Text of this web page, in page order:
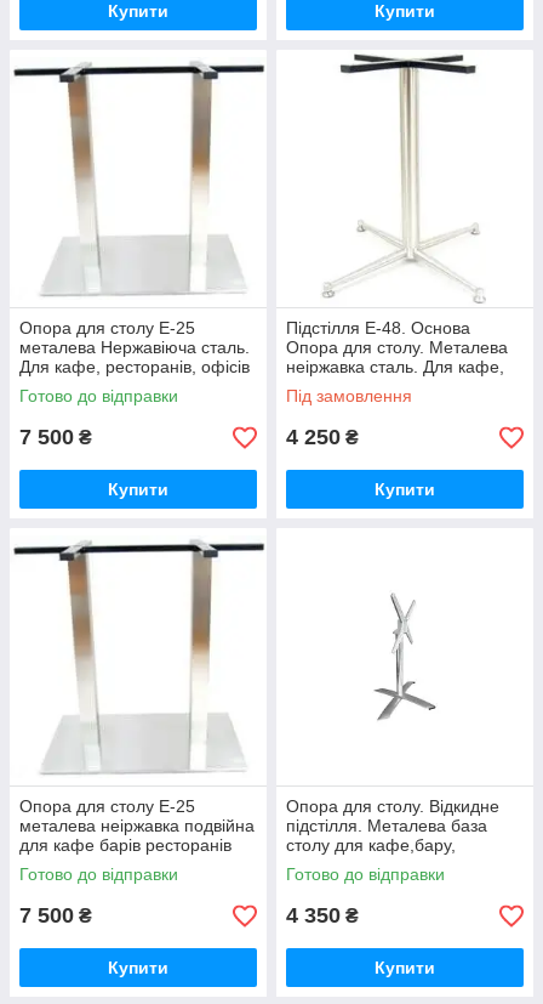
Купити Купити
Опора для столу Е-25
металева Нержавіюча сталь.
Для кафе, ресторанів, офісів
подвійна
Готово до відправки
7 500 ₴
Купити
Підстілля Е-48. Основа
Опора для столу. Металева
неіржавка сталь. Для кафе,
офісу, дому.
Під замовлення
4 250 ₴
Купити
Опора для столу Е-25
металева неіржавка подвійна
для кафе барів ресторанів
Готово до відправки
7 500 ₴
Купити
Опора для столу. Відкидне
підстілля. Металева база
столу для кафе,бару,
ресторану алюмінієва.
Готово до відправки
4 350 ₴
Купити